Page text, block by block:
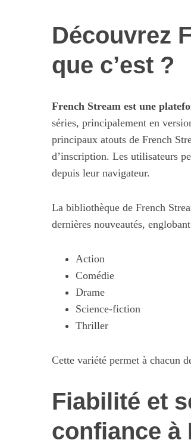
Découvrez
que c’est ?
French Stream est une
séries, principalement en
principaux atouts de French
d’inscription. Les utilisateurs
depuis leur navigateur.
La bibliothèque de French
dernières nouveautés,
Action
Comédie
Drame
Science-fiction
Thriller
Cette variété permet à chacun
Fiabilité et
confiance à